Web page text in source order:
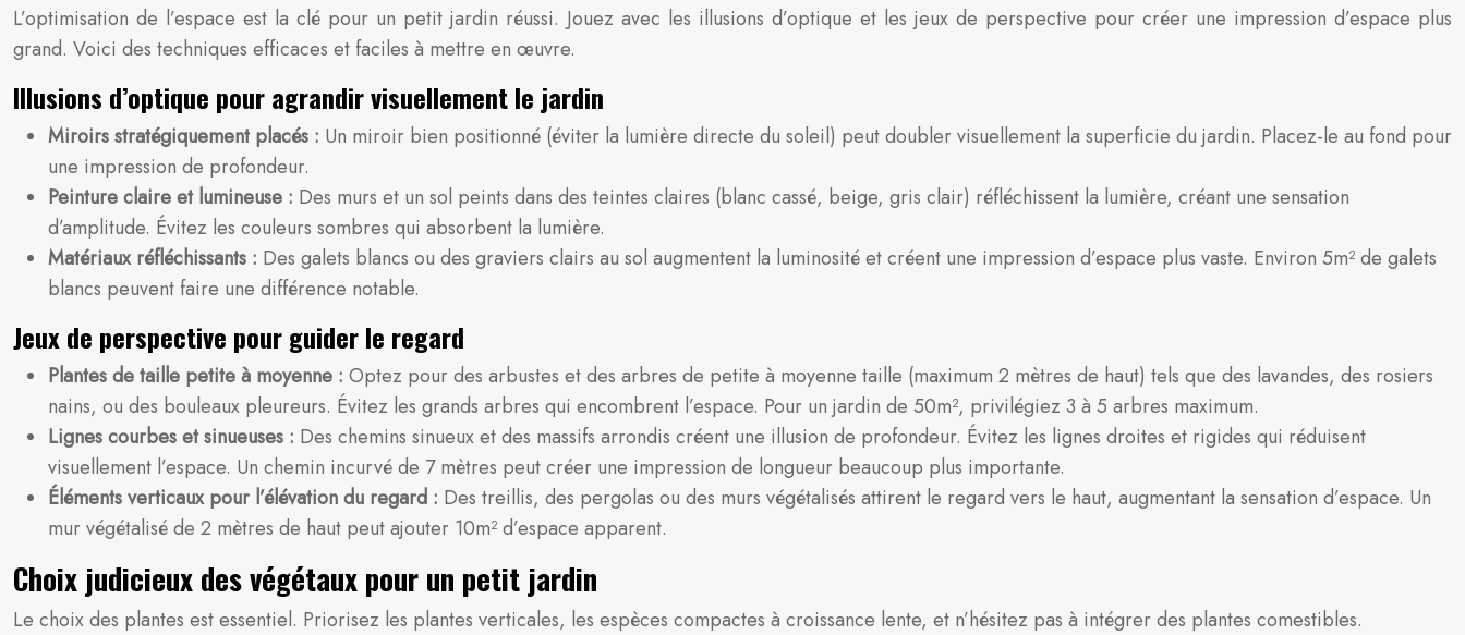
L’optimisation de l’espace est la clé pour un petit jardin réussi. Jouez avec les illusions d’optique et les jeux de perspective pour créer une impression d’espace plus
grand. Voici des techniques efficaces et faciles à mettre en œuvre.
Illusions d’optique pour agrandir visuellement le jardin
Miroirs stratégiquement placés : Un miroir bien positionné (éviter la lumière directe du soleil) peut doubler visuellement la superficie du jardin. Placez-le au fond pour
une impression de profondeur.
Peinture claire et lumineuse : Des murs et un sol peints dans des teintes claires (blanc cassé, beige, gris clair) réfléchissent la lumière, créant une sensation
d’amplitude. Évitez les couleurs sombres qui absorbent la lumière.
Matériaux réfléchissants : Des galets blancs ou des graviers clairs au sol augmentent la luminosité et créent une impression d’espace plus vaste. Environ 5m² de galets
blancs peuvent faire une différence notable.
Jeux de perspective pour guider le regard
Plantes de taille petite à moyenne : Optez pour des arbustes et des arbres de petite à moyenne taille (maximum 2 mètres de haut) tels que des lavandes, des rosiers
nains, ou des bouleaux pleureurs. Évitez les grands arbres qui encombrent l’espace. Pour un jardin de 50m², privilégiez 3 à 5 arbres maximum.
Lignes courbes et sinueuses : Des chemins sinueux et des massifs arrondis créent une illusion de profondeur. Évitez les lignes droites et rigides qui réduisent
visuellement l’espace. Un chemin incurvé de 7 mètres peut créer une impression de longueur beaucoup plus importante.
Éléments verticaux pour l’élévation du regard : Des treillis, des pergolas ou des murs végétalisés attirent le regard vers le haut, augmentant la sensation d’espace. Un
mur végétalisé de 2 mètres de haut peut ajouter 10m² d’espace apparent.
Choix judicieux des végétaux pour un petit jardin
Le choix des plantes est essentiel. Priorisez les plantes verticales, les espèces compactes à croissance lente, et n’hésitez pas à intégrer des plantes comestibles.